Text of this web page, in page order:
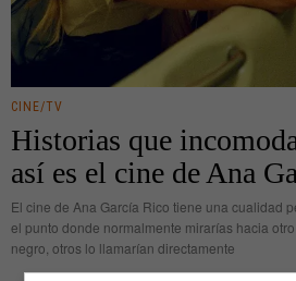
CINE/TV
Historias que
así es el cine de Ana
El cine de Ana García Rico tiene una cualidad
el punto donde normalmente mirarías hacia
negro, otros lo llamarían directamente